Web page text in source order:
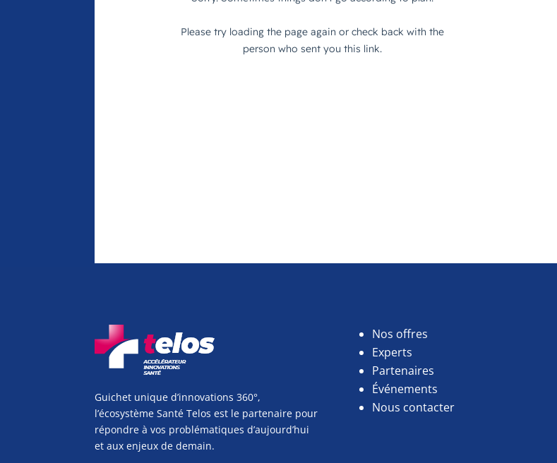
Guichet unique d’innovations 360°,
l’écosystème Santé Telos est le partenaire pour
répondre à vos problématiques d’aujourd’hui
et aux enjeux de demain.
Nos offres
Experts
Partenaires
Événements
Nous contacter